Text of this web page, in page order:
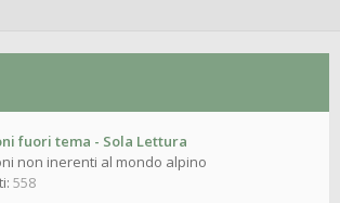
fuori tema - Sola Lettura
non inerenti al mondo alpino
558